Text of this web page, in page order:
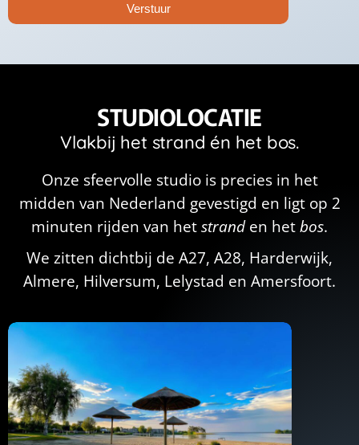
Verstuur
STUDIOLOCATIE
Vlakbij het strand én het bos.
Onze sfeervolle studio is precies in het
midden van Nederland gevestigd en ligt op 2
minuten rijden van hetstranden hetbos.
We zitten dichtbij de A27, A28, Harderwijk,
Almere, Hilversum, Lelystad en Amersfoort.